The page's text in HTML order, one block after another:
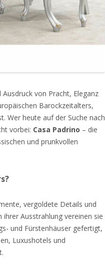
von Pracht, Eleganz
Barockzeitalters,
Wer heute auf der Suche nach
vorbei: Casa Padrino – die
und prunkvollen
vergoldete Details und
Ausstrahlung vereinen sie
und Fürstenhäuser gefertigt,
Luxushotels und